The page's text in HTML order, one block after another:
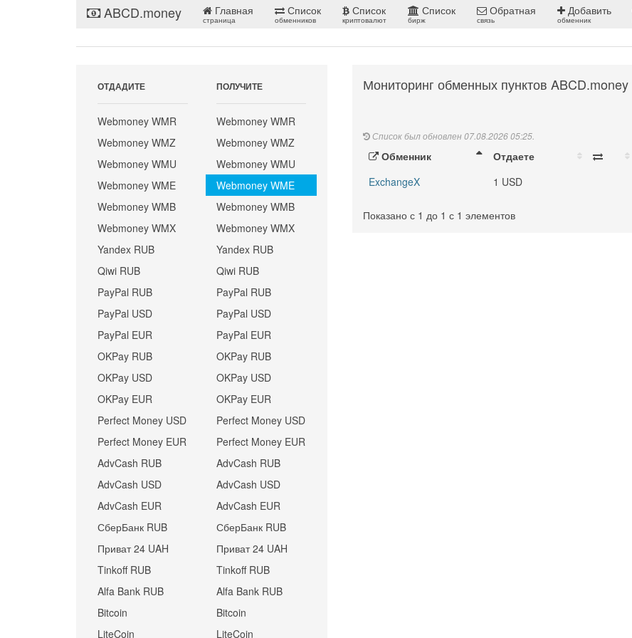
ABCD.money Главная
страница
Список
обменников
Список
криптовалют
Список
бирж
Обратная
связь
Добавить
обменник
ОТДАДИТЕ
Webmoney WMR
Webmoney WMZ
Webmoney WMU
Webmoney WME
Webmoney WMB
Webmoney WMX
Yandex RUB
Qiwi RUB
PayPal RUB
PayPal USD
PayPal EUR
OKPay RUB
OKPay USD
OKPay EUR
Perfect Money USD
Perfect Money EUR
AdvCash RUB
AdvCash USD
AdvCash EUR
СберБанк RUB
Приват 24 UAH
Tinkoff RUB
Alfa Bank RUB
Bitcoin
LiteCoin
ПОЛУЧИТЕ
Webmoney WMR
Webmoney WMZ
Webmoney WMU
Webmoney WME
Webmoney WMB
Webmoney WMX
Yandex RUB
Qiwi RUB
PayPal RUB
PayPal USD
PayPal EUR
OKPay RUB
OKPay USD
OKPay EUR
Perfect Money USD
Perfect Money EUR
AdvCash RUB
AdvCash USD
AdvCash EUR
СберБанк RUB
Приват 24 UAH
Tinkoff RUB
Alfa Bank RUB
Bitcoin
LiteCoin
Мониторинг обменных пунктов ABCD.money
Список был обновлен 07.08.2026 05:25.
Обменник Отдаете
ExchangeX
1 USD
Показано с 1 до 1 с 1 элементов